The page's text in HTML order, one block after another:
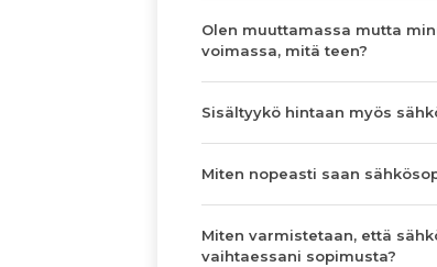
Olen muuttamassa mutta
voimassa, mitä teen?
Sisältyykö hintaan myös
Miten nopeasti saan
Miten varmistetaan, että
vaihtaessani sopimusta?